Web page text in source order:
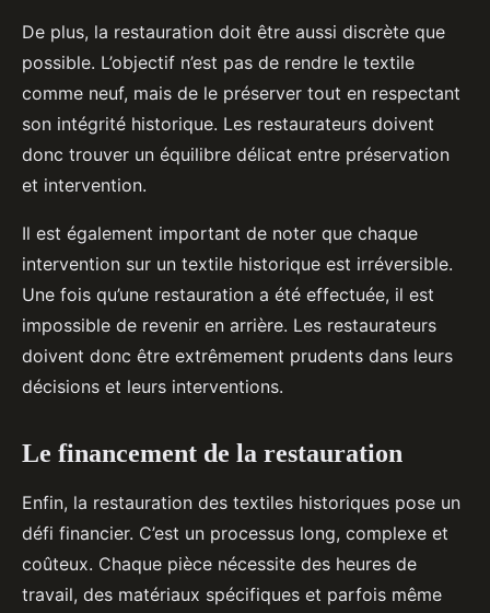
De plus, la restauration doit être aussi discrète que
possible. L’objectif n’est pas de rendre le textile
comme neuf, mais de le préserver tout en respectant
son intégrité historique. Les restaurateurs doivent
donc trouver un équilibre délicat entre préservation
et intervention.
Il est également important de noter que chaque
intervention sur un textile historique est irréversible.
Une fois qu’une restauration a été effectuée, il est
impossible de revenir en arrière. Les restaurateurs
doivent donc être extrêmement prudents dans leurs
décisions et leurs interventions.
Le financement de la restauration
Enfin, la restauration des textiles historiques pose un
défi financier. C’est un processus long, complexe et
coûteux. Chaque pièce nécessite des heures de
travail, des matériaux spécifiques et parfois même